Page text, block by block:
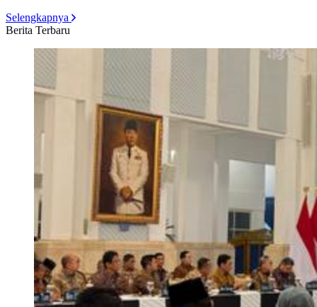
Selengkapnya
Berita Terbaru